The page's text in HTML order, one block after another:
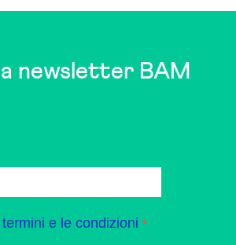
newsletter BAM
termini e le condizioni